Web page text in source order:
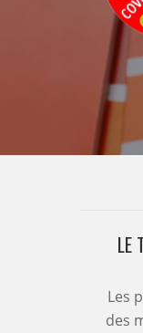
LE
Les
des